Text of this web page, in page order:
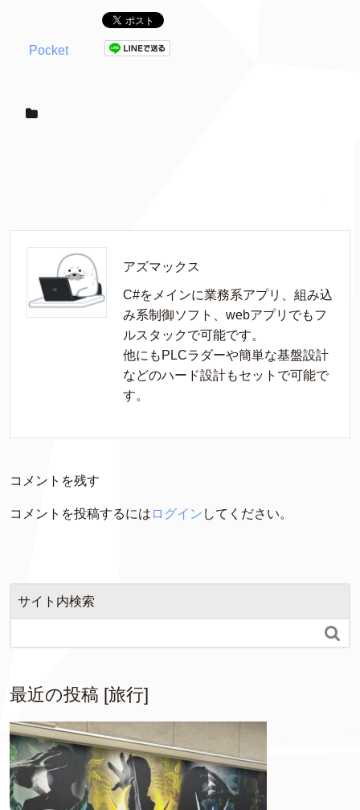
Pocket
アズマックス
C#をメインに業務系アプリ、組み込
み系制御ソフト、webアプリでもフ
ルスタックで可能です。
他にもPLCラダーや簡単な基盤設計
などのハード設計もセットで可能で
す。
コメントを残す
コメントを投稿するには ログイン してください。
サイト内検索

最近の投稿 [旅行]